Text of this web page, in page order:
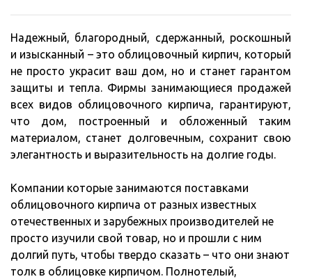
Надежный, благородный, сдержанный, роскошный
и изысканный – это облицовочный кирпич, который
не просто украсит ваш дом, но и станет гарантом
защиты и тепла. Фирмы занимающиеся продажей
всех видов облицовочного кирпича, гарантируют,
что дом, построенный и обложенный таким
материалом, станет долговечным, сохранит свою
элегантность и выразительность на долгие годы.
Компании которые занимаются поставками
облицовочного кирпича от разных известных
отечественных и зарубежных производителей не
просто изучили свой товар, но и прошли с ним
долгий путь, чтобы твердо сказать – что они знают
толк в облицовке кирпичом. Полнотелый,